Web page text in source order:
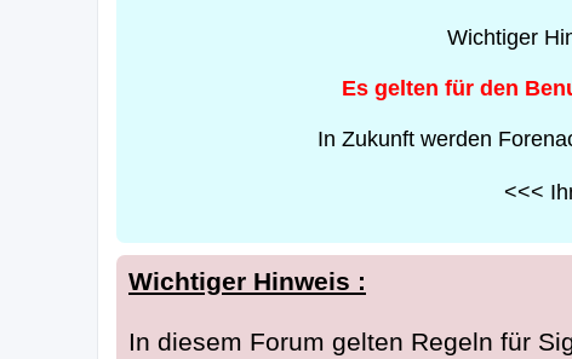
Wichtiger
Es gelten für den
In Zukunft werden
<<<
Wichtiger Hinweis :
In diesem Forum gelten Regeln für